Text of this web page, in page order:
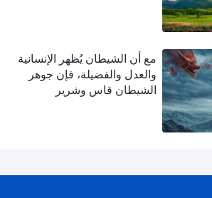
مع أن الشيطان يُظهر الإنسانية
والعدل والفضيلة، فإن جوهر
الشيطان قاس وشرير